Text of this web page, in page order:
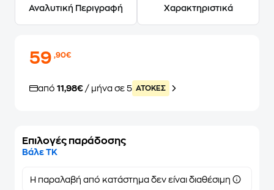
Αναλυτική Περιγραφή Χαρακτηριστικά
59,90€
από 11,98€ / μήνα σε 5 ATOKEΣ
Επιλογές παράδοσης
Βάλε ΤΚ
Η παραλαβή από κατάστημα δεν είναι διαθέσιμη